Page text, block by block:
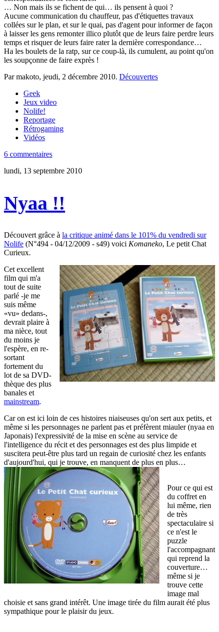
… Non mais ils se fichent de qui… ils pensent à quoi ?
Aucune communication du chauffeur, pas d'étiquettes travaux
collées sur le plan, et sur le quai, pas d'agent pour informer de façon
à laisser les gens remonter illico plutôt que de leurs faire perdre leurs
temps et risquer de leurs faire rater la dernière correspondance…
Ha les boulets de la ratp, sur ce coup-là, ils cumulent, au point qu'on
les soupçonne de faire exprès !
Par makoto, jeudi, 2 décembre 2010. Découvertes
Geek
Jeux video
Nolife!
Reportage
Rétrogaming
Vidéos
6 commentaires
lundi, 13 septembre 2010
Nyaa !!
Découvert grâce à la critique animé dans le 101% du vendredi sur
Nolife (N°494 - 04/12/2009 - s49) voici Komaneko, Le petit Chat
Curieux.
Cet excellent
film qui m'a
tout de suite
parlé -je me
suis même
«vu» dedans-,
devrait plaire à
ma nièce, tout
du moins je
l'espère, en re-
sortant
fortement du
lot de sa DVD-
thèque des plus
banales et
mainstream.
Car on est ici loin de ces histoires niaiseuses qu'on sert aux petits, et
même si les personnages ne parlent pas et préfèrent miauler (nyaa en
Japonais) l'expressivité de la mise en scène au service de
l'intelligence du récit et des personnages est des plus limpide et
suscitera peut-être plus tard un regain de curiosité chez les enfants
d'aujourd'hui, qui je trouve, en manquent de plus en plus…
Pour ce qui est
du coffret en
lui même, rien
de très
spectaculaire si
ce n'est le
puzzle
l'accompagnant
qui reprend la
couverture…
même si je
trouve cette
image mal
choisie et sans grand intérêt. Une image tirée du film aurait été plus
sympathique pour le plaisir du jeux.